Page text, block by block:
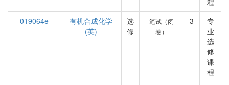
程
019064e
有机合成化学
(英)
选
修
笔试（闭
卷）
3
专
业
选
修
课
程